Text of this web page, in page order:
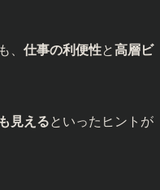
、 仕事の利便性と 高層ビ
見えるといったヒントが